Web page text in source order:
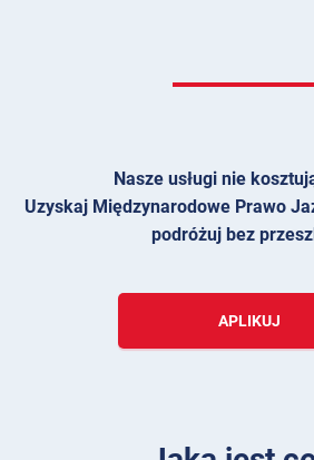
Nasze usługi nie
Uzyskaj Międzynarodowe Prawo
podróżuj bez
APLIKUJ